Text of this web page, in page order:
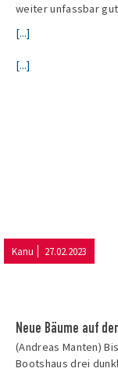
weiter unfassbar
[...]
[...]
Kanu 27.02.2023
Neue Bäume auf
(Andreas Manten)
Bootshaus drei